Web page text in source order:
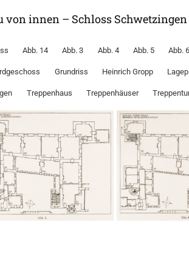
von innen – Schloss Schwetzingen
Abb. 14 Abb. 3 Abb. 4 Abb. 5 Abb.
Grundriss Heinrich Gropp
Treppenhaus Treppenhäuser